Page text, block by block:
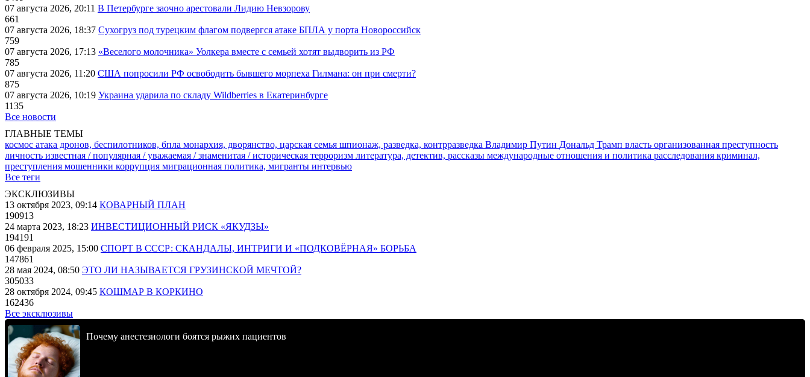
07 августа 2026, 20:11 В Петербурге заочно арестовали Лидию Невзорову
661
07 августа 2026, 18:37 Сухогруз под турецким флагом подвергся атаке БПЛА у порта Новороссийск
759
07 августа 2026, 17:13 «Веселого молочника» Уолкера вместе с семьей хотят выдворить из РФ
785
07 августа 2026, 11:20 США попросили РФ освободить бывшего морпеха Гилмана: он при смерти?
875
07 августа 2026, 10:19 Украина ударила по складу Wildberries в Екатеринбурге
1135
Все новости
ГЛАВНЫЕ ТЕМЫ
космос атака дронов, беспилотников, бпла монархия, дворянство, царская семья шпионаж, разведка, контрразведка Владимир Путин Дональд Трамп власть организованная преступность
личность известная / популярная / уважаемая / знаменитая / историческая терроризм литература, детектив, рассказы международные отношения и политика расследования криминал,
преступления мошенники коррупция миграционная политика, мигранты интервью
Все теги
ЭКСКЛЮЗИВЫ
13 октября 2023, 09:14 КОВАРНЫЙ ПЛАН
190913
24 марта 2023, 18:23 ИНВЕСТИЦИОННЫЙ РИСК «ЯКУДЗЫ»
194191
06 февраля 2025, 15:00 СПОРТ В СССР: СКАНДАЛЫ, ИНТРИГИ И «ПОДКОВЁРНАЯ» БОРЬБА
147861
28 мая 2024, 08:50 ЭТО ЛИ НАЗЫВАЕТСЯ ГРУЗИНСКОЙ МЕЧТОЙ?
305033
28 октября 2024, 09:45 КОШМАР В КОРКИНО
162436
Все эксклюзивы
Почему анестезиологи боятся рыжих пациентов